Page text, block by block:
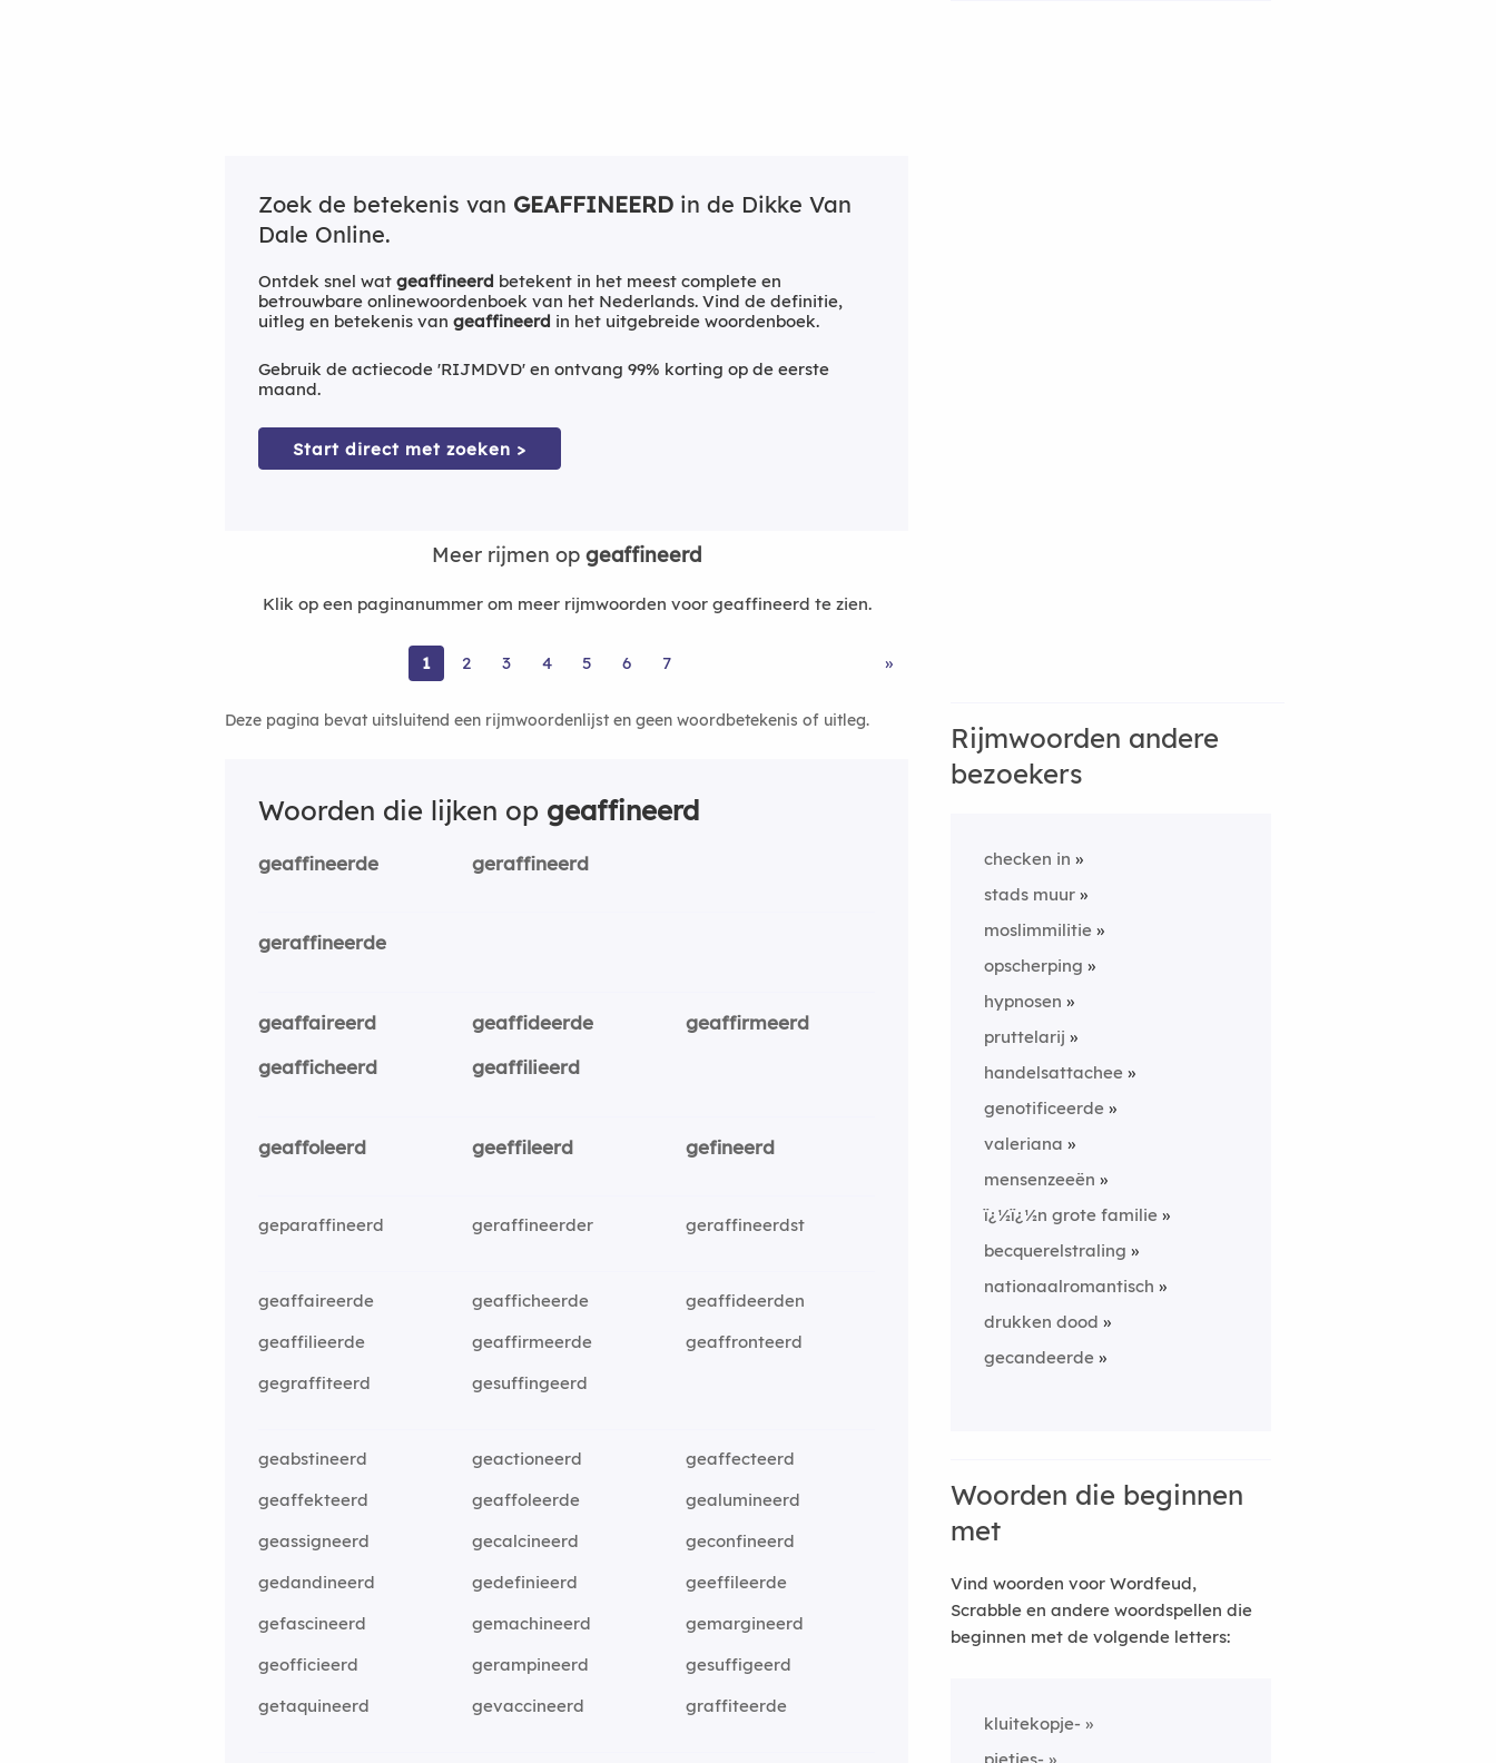
Zoek de betekenis van GEAFFINEERD in de Dikke Van
Dale Online.
Ontdek snel wat geaffineerd betekent in het meest complete en
betrouwbare onlinewoordenboek van het Nederlands. Vind de definitie,
uitleg en betekenis van geaffineerd in het uitgebreide woordenboek.
Gebruik de actiecode 'RIJMDVD' en ontvang 99% korting op de eerste
maand.
Start direct met zoeken >
Meer rijmen opgeaffineerd
Klik op een paginanummer om meer rijmwoorden voor geaffineerd te zien.
1 2 3 4 5 6 7 »
Deze pagina bevat uitsluitend een rijmwoordenlijst en geen woordbetekenis of uitleg.
Woorden die lijken op geaffineerd
geaffineerde geraffineerd
geraffineerde
geaffaireerd geaffideerde
geaffirmeerd
geafficheerd
geaffilieerd
geaffoleerd geeffileerd gefineerd
geparaffineerd geraffineerder geraffineerdst
geaffaireerde geafficheerde
geaffideerden
geaffilieerde
geaffirmeerde
geaffronteerd
gegraffiteerd
gesuffingeerd
geabstineerd geactioneerd
geaffecteerd
geaffekteerd
geaffoleerde
gealumineerd
geassigneerd
gecalcineerd
geconfineerd
gedandineerd
gedefinieerd
geeffileerde
gefascineerd
gemachineerd
gemargineerd
geofficieerd
gerampineerd
gesuffigeerd
getaquineerd
gevaccineerd graffiteerde
Rijmwoorden andere
bezoekers
checken in
stads muur
moslimmilitie
opscherping
hypnosen
pruttelarij
handelsattachee
genotificeerde
valeriana
mensenzeeën
ï¿½ï¿½n grote familie
becquerelstraling
nationaalromantisch
drukken dood
gecandeerde
Woorden die beginnen
met
Vind woorden voor Wordfeud,
Scrabble en andere woordspellen die
beginnen met de volgende letters:
kluitekopje-